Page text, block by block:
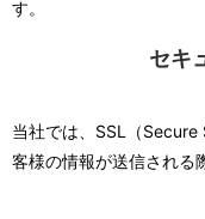
す。
セキ
当社では、SSL（
客様の情報が送信される